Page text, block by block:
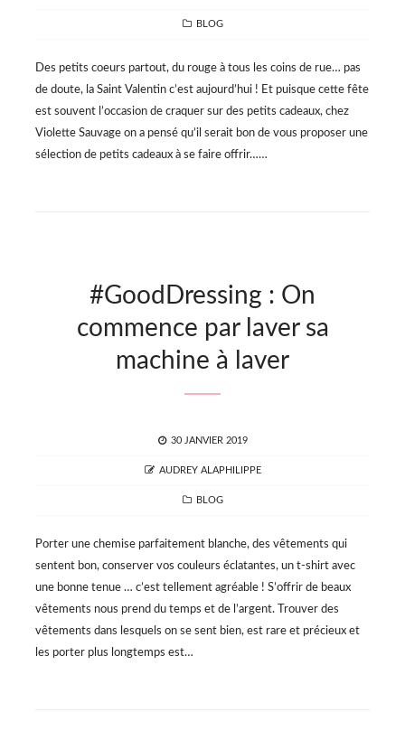
CATEGORIES
BLOG
Des petits coeurs partout, du rouge à tous les coins de rue… pas
de doute, la Saint Valentin c’est aujourd’hui ! Et puisque cette fête
est souvent l’occasion de craquer sur des petits cadeaux, chez
Violette Sauvage on a pensé qu’il serait bon de vous proposer une
sélection de petits cadeaux à se faire offrir……
#GoodDressing : On
commence par laver sa
machine à laver
POSTED
30 JANVIER 2019
AUTHOR
AUDREY ALAPHILIPPE
CATEGORIES
BLOG
Porter une chemise parfaitement blanche, des vêtements qui
sentent bon, conserver vos couleurs éclatantes, un t-shirt avec
une bonne tenue … c’est tellement agréable ! S’offrir de beaux
vêtements nous prend du temps et de l’argent. Trouver des
vêtements dans lesquels on se sent bien, est rare et précieux et
les porter​ plus longtemps est…